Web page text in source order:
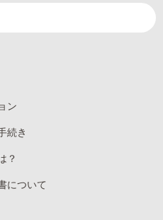
ン
続き
？
について